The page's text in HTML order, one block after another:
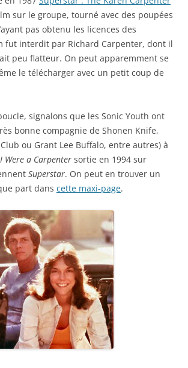
sur le groupe, tourné avec des poupées
pas obtenu les licences des
fut interdit par Richard Carpenter, dont il
peu flatteur. On peut apparemment se
le télécharger avec un petit coup de
signalons que les Sonic Youth ont
bonne compagnie de Shonen Knife,
ou Grant Lee Buffalo, entre autres) à
Were a Carpenter sortie en 1994 sur
Superstar. On peut en trouver un
part dans cette maxi-page.